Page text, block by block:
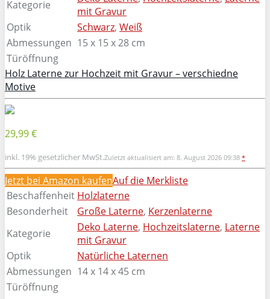
Kategorie
mit Gravur
Optik
Schwarz, Weiß
Abmessungen 15 x 15 x 28 cm
Türöffnung
Holz Laterne zur Hochzeit mit Gravur – verschiedne
Motive
29,99 €
inkl. 19% gesetzlicher MwSt.Zuletzt aktualisiert am: 8. August 2026 09:38 *
Jetzt bei Amazon kaufenAuf die Merkliste
Beschaffenheit Holzlaterne
Besonderheit
Große Laterne, Kerzenlaterne
Kategorie
Deko Laterne, Hochzeitslaterne, Laterne
mit Gravur
Optik
Natürliche Laternen
Abmessungen 14 x 14 x 45 cm
Türöffnung